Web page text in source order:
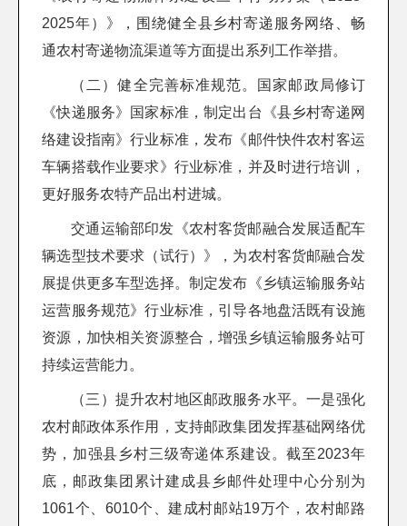
2025年）》，围绕健全县乡村寄递服务网络、畅
通农村寄递物流渠道等方面提出系列工作举措。
（二）健全完善标准规范。国家邮政局修订
《快递服务》国家标准，制定出台《县乡村寄递网
络建设指南》行业标准，发布《邮件快件农村客运
车辆搭载作业要求》行业标准，并及时进行培训，
更好服务农特产品出村进城。
交通运输部印发《农村客货邮融合发展适配车
辆选型技术要求（试行）》，为农村客货邮融合发
展提供更多车型选择。制定发布《乡镇运输服务站
运营服务规范》行业标准，引导各地盘活既有设施
资源，加快相关资源整合，增强乡镇运输服务站可
持续运营能力。
（三）提升农村地区邮政服务水平。一是强化
农村邮政体系作用，支持邮政集团发挥基础网络优
势，加强县乡村三级寄递体系建设。截至2023年
底，邮政集团累计建成县乡邮件处理中心分别为
1061个、6010个、建成村邮站19万个，农村邮路